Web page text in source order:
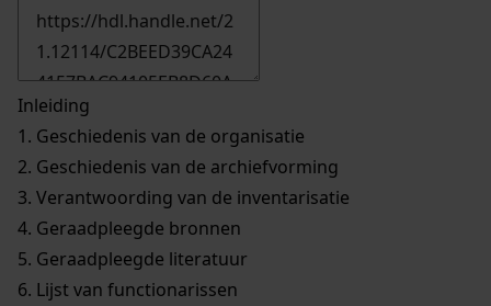
Inleiding
1. Geschiedenis van de organisatie
2. Geschiedenis van de archiefvorming
3. Verantwoording van de inventarisatie
4. Geraadpleegde bronnen
5. Geraadpleegde literatuur
6. Lijst van functionarissen